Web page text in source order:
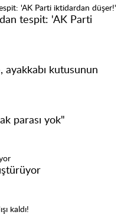
tespit: 'AK Parti
ayakkabı kutusunun
parası yok"